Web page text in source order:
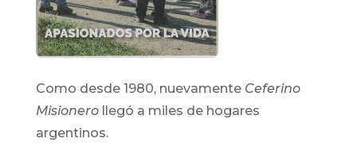
Como desde 1980, nuevamente Ceferino
Misionerollegó a miles de hogares
argentinos.